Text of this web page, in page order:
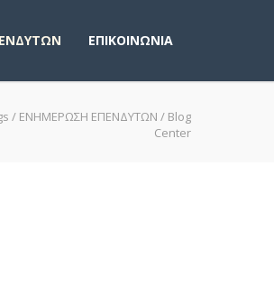
ΕΠΙΚΟΙΝΩΝΙΑ
/ ΕΝΗΜΕΡΩΣΗ ΕΠΕΝΔΥΤΩΝ / Blog
Center